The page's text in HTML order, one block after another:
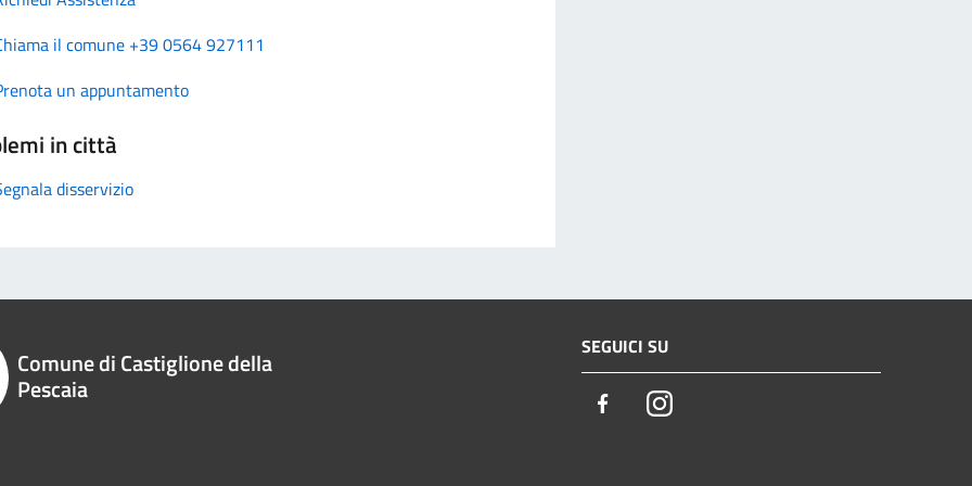
il comune +39 0564 927111
un appuntamento
in città
disservizio
Comune di Castiglione della
Pescaia
SEGUICI SU
FacebookInstagram